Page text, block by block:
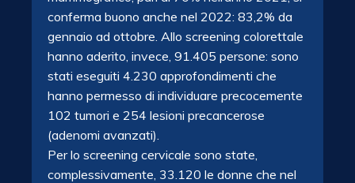
conferma buono anche nel 2022: 83,2% da
gennaio ad ottobre. Allo screening colorettale
hanno aderito, invece, 91.405 persone: sono
stati eseguiti 4.230 approfondimenti che
hanno permesso di individuare precocemente
102 tumori e 254 lesioni precancerose
(adenomi avanzati).
Per lo screening cervicale sono state,
complessivamente, 33.120 le donne che nel